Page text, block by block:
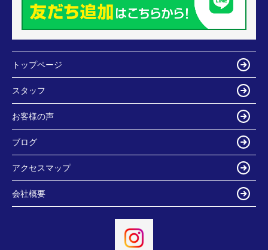
トップページ
スタッフ
お客様の声
ブログ
アクセスマップ
会社概要